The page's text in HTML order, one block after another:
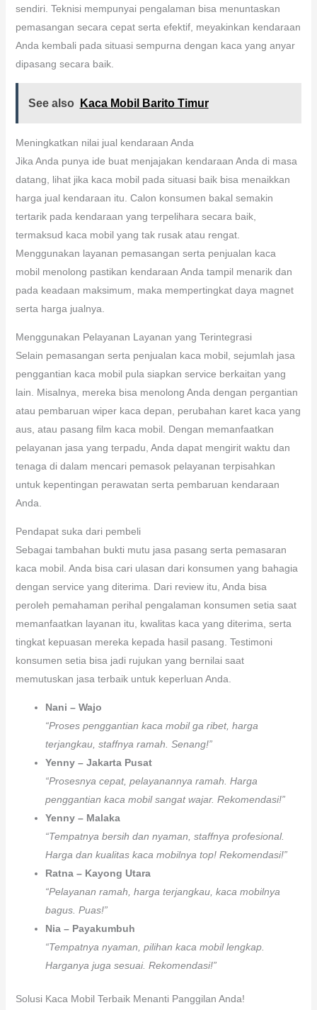
sendiri. Teknisi mempunyai pengalaman bisa menuntaskan
pemasangan secara cepat serta efektif, meyakinkan kendaraan
Anda kembali pada situasi sempurna dengan kaca yang anyar
dipasang secara baik.
See also Kaca Mobil Barito Timur
Meningkatkan nilai jual kendaraan Anda
Jika Anda punya ide buat menjajakan kendaraan Anda di masa
datang, lihat jika kaca mobil pada situasi baik bisa menaikkan
harga jual kendaraan itu. Calon konsumen bakal semakin
tertarik pada kendaraan yang terpelihara secara baik,
termaksud kaca mobil yang tak rusak atau rengat.
Menggunakan layanan pemasangan serta penjualan kaca
mobil menolong pastikan kendaraan Anda tampil menarik dan
pada keadaan maksimum, maka mempertingkat daya magnet
serta harga jualnya.
Menggunakan Pelayanan Layanan yang Terintegrasi
Selain pemasangan serta penjualan kaca mobil, sejumlah jasa
penggantian kaca mobil pula siapkan service berkaitan yang
lain. Misalnya, mereka bisa menolong Anda dengan pergantian
atau pembaruan wiper kaca depan, perubahan karet kaca yang
aus, atau pasang film kaca mobil. Dengan memanfaatkan
pelayanan jasa yang terpadu, Anda dapat mengirit waktu dan
tenaga di dalam mencari pemasok pelayanan terpisahkan
untuk kepentingan perawatan serta pembaruan kendaraan
Anda.
Pendapat suka dari pembeli
Sebagai tambahan bukti mutu jasa pasang serta pemasaran
kaca mobil. Anda bisa cari ulasan dari konsumen yang bahagia
dengan service yang diterima. Dari review itu, Anda bisa
peroleh pemahaman perihal pengalaman konsumen setia saat
memanfaatkan layanan itu, kwalitas kaca yang diterima, serta
tingkat kepuasan mereka kepada hasil pasang. Testimoni
konsumen setia bisa jadi rujukan yang bernilai saat
memutuskan jasa terbaik untuk keperluan Anda.
Nani – Wajo
“Proses penggantian kaca mobil ga ribet, harga
terjangkau, staffnya ramah. Senang!”
Yenny – Jakarta Pusat
“Prosesnya cepat, pelayanannya ramah. Harga
penggantian kaca mobil sangat wajar. Rekomendasi!”
Yenny – Malaka
“Tempatnya bersih dan nyaman, staffnya profesional.
Harga dan kualitas kaca mobilnya top! Rekomendasi!”
Ratna – Kayong Utara
“Pelayanan ramah, harga terjangkau, kaca mobilnya
bagus. Puas!”
Nia – Payakumbuh
“Tempatnya nyaman, pilihan kaca mobil lengkap.
Harganya juga sesuai. Rekomendasi!”
Solusi Kaca Mobil Terbaik Menanti Panggilan Anda!